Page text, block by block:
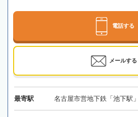
電話する
メールする
最寄駅 名古屋市営地下鉄「池下駅